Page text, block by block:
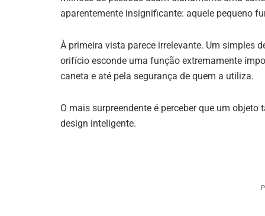
aparentemente insignificante: aquele pequeno
À primeira vista parece irrelevante. Um simples
orifício esconde uma função extremamente
caneta e até pela segurança de quem a utiliza.
O mais surpreendente é perceber que um
design inteligente.